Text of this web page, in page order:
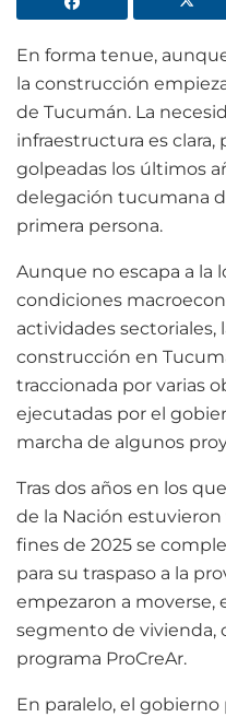
En forma tenue,
la construcción
de Tucumán. La
infraestructura es clara,
golpeadas los últimos
delegación tucumana
primera persona.
Aunque no escapa a la
condiciones
actividades sectoriales,
construcción en
traccionada por varias
ejecutadas por el
marcha de algunos
Tras dos años en los
de la Nación
fines de 2025 se
para su traspaso a la
empezaron a moverse,
segmento de vivienda,
programa ProCreAr.
En paralelo, el